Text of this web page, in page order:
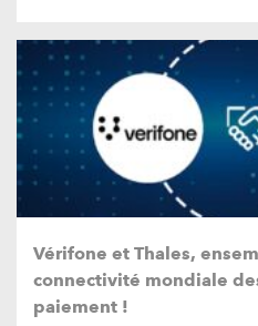
Vérifone et Thales,
connectivité mondiale
paiement !